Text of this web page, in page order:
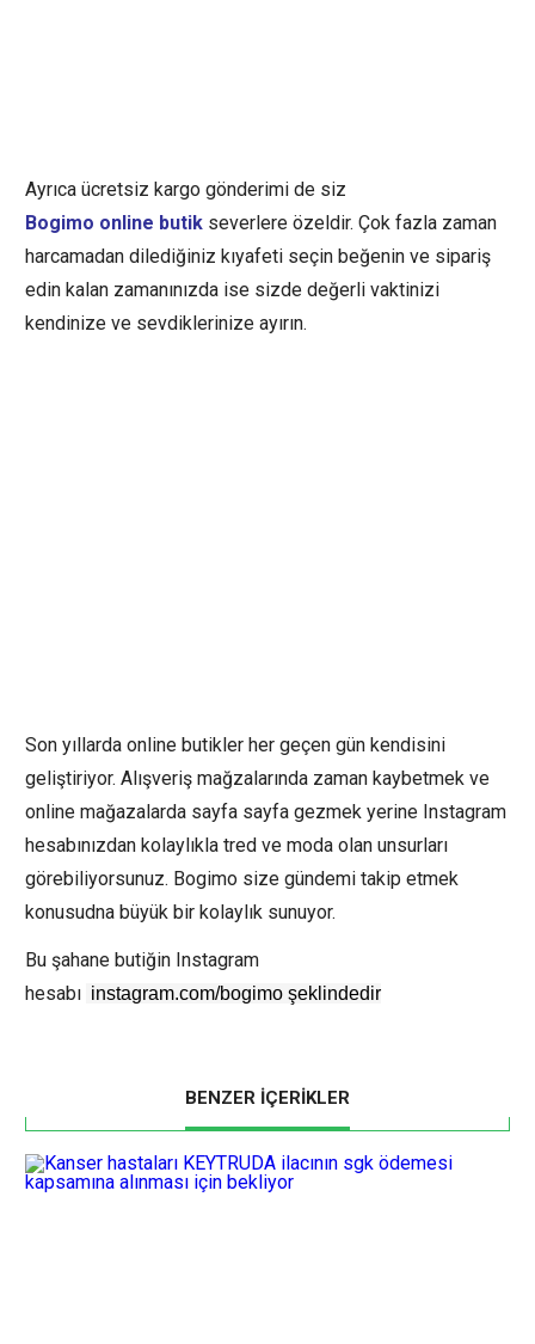
Ayrıca ücretsiz kargo gönderimi de siz
Bogimo online butik severlere özeldir. Çok fazla zaman
harcamadan dilediğiniz kıyafeti seçin beğenin ve sipariş
edin kalan zamanınızda ise sizde değerli vaktinizi
kendinize ve sevdiklerinize ayırın.
Son yıllarda online butikler her geçen gün kendisini
geliştiriyor. Alışveriş mağzalarında zaman kaybetmek ve
online mağazalarda sayfa sayfa gezmek yerine Instagram
hesabınızdan kolaylıkla tred ve moda olan unsurları
görebiliyorsunuz. Bogimo size gündemi takip etmek
konusudna büyük bir kolaylık sunuyor.
Bu şahane butiğin Instagram
hesabı instagram.com/bogimo şeklindedir
BENZER İÇERİKLER